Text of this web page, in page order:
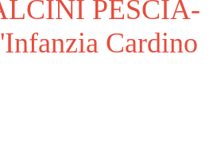
PESCIA-
Cardino